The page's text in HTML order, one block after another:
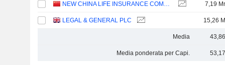
NEW CHINA LIFE INSURANCE COMPANY LTD. 7,19
LEGAL & GENERAL PLC 15,26
Media
Media ponderata per Capi.